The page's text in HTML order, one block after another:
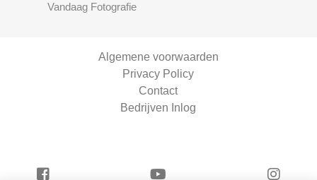
Vandaag Fotografie
Algemene voorwaarden
Privacy Policy
Contact
Bedrijven Inlog